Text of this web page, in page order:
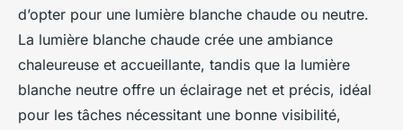
d’opter pour une lumière blanche chaude ou neutre.
La lumière blanche chaude crée une ambiance
chaleureuse et accueillante, tandis que la lumière
blanche neutre offre un éclairage net et précis, idéal
pour les tâches nécessitant une bonne visibilité,